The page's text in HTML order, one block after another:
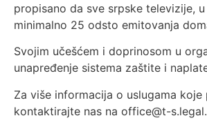
propisano da sve srpske televizije,
minimalno 25 odsto emitovanja
Svojim učešćem i doprinosom u
unapređenje sistema zaštite i
Za više informacija o uslugama
kontaktirajte nas na office@t-s.legal.